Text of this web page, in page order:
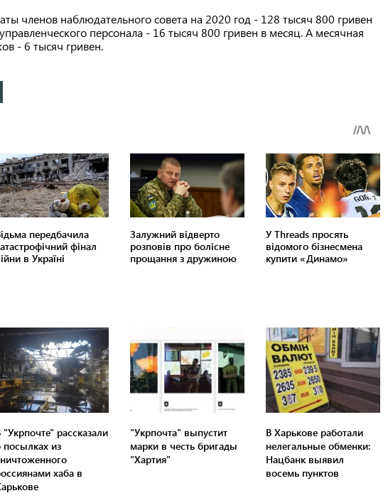
членов наблюдательного совета на 2020 год - 128 тысяч 800 гривен
персонала - 16 тысяч 800 гривен в месяц. А месячная
- 6 тысяч гривен.
"Укрпочте" рассказали
посылках из
хаба в
"Укрпочта" выпустит
марки в честь бригады
"Хартия"
В Харькове работали
нелегальные обменки:
Нацбанк выявил
восемь пунктов